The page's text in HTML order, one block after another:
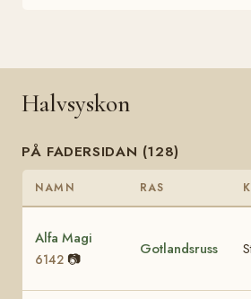
Halvsyskon
PÅ FADERSIDAN (128)
NAMN RAS
Alfa Magi
6142 📷
Gotlandsruss